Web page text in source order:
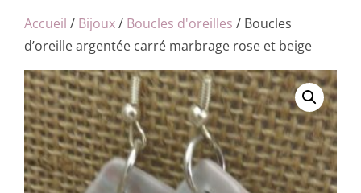
Accueil / Bijoux/ Boucles d'oreilles / Boucles
d’oreille argentée carré marbrage rose et beige